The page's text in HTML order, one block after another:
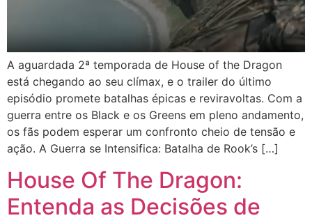
A aguardada 2ª temporada de House of the Dragon
está chegando ao seu clímax, e o trailer do último
episódio promete batalhas épicas e reviravoltas. Com a
guerra entre os Black e os Greens em pleno andamento,
os fãs podem esperar um confronto cheio de tensão e
ação. A Guerra se Intensifica: Batalha de Rook’s […]
House Of The Dragon:
Entenda as Decisões de